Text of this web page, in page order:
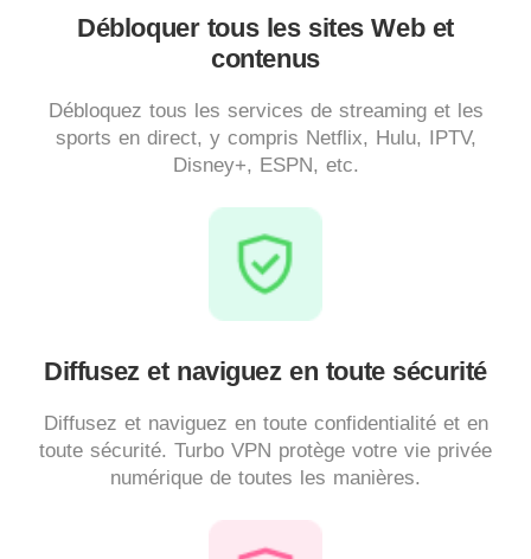
Débloquer tous les sites Web et
contenus
Débloquez tous les services de streaming et les
sports en direct, y compris Netflix, Hulu, IPTV,
Disney+, ESPN, etc.
Diffusez et naviguez en toute sécurité
Diffusez et naviguez en toute confidentialité et en
toute sécurité. Turbo VPN protège votre vie privée
numérique de toutes les manières.